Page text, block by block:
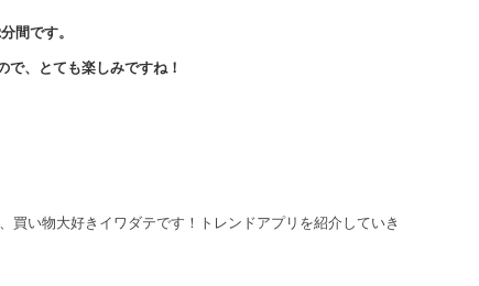
間です。
、とても楽しみですね！
買い物大好きイワダテです！トレンドアプリを紹介していき